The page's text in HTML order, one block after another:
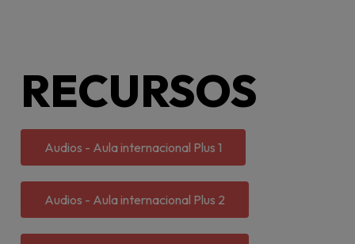
RECURSOS
Audios - Aula internacional Plus 1
Audios - Aula internacional Plus 2